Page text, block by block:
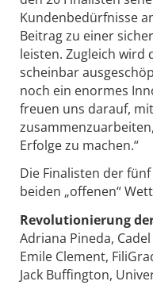
Kundenbedürfnisse
Beitrag zu einer
leisten. Zugleich wird
scheinbar
noch ein enormes
freuen uns darauf,
Erfolge zu machen.“
Die Finalisten der
beiden „offenen“
Revolutionierung
Adriana Pineda,
Emile Clement,
Jack Buffington,